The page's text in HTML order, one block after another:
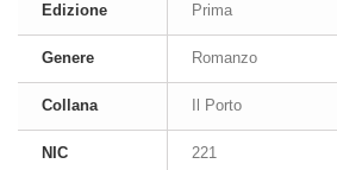
Edizione Prima
Genere Romanzo
Collana Il Porto
NIC 221